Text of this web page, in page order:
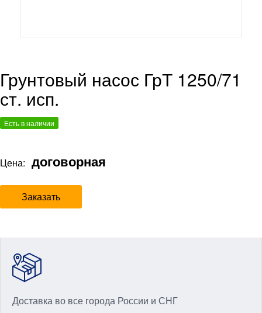
Грунтовый насос ГрТ 1250/71
ст. исп.
Есть в наличии
Цена: договорная
Заказать
Доставка во все города России и СНГ